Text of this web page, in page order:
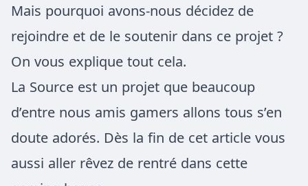
Mais pourquoi avons-nous décidez de
rejoindre et de le soutenir dans ce projet ?
On vous explique tout cela.
La Source est un projet que beaucoup
d’entre nous amis gamers allons tous s’en
doute adorés. Dès la fin de cet article vous
aussi aller rêvez de rentré dans cette